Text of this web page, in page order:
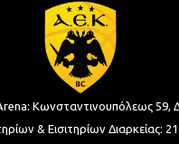
Κωνσταντινουπόλεως 59,
& Εισιτηρίων Διαρκείας: